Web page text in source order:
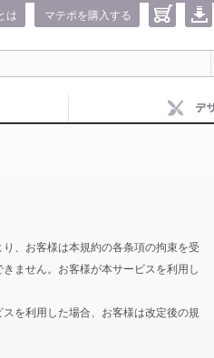
マテポを購入する
は
、お客様は本規約の各条項の拘束を受
ません。お客様が本サービスを利用し
を利用した場合、お客様は改定後の規